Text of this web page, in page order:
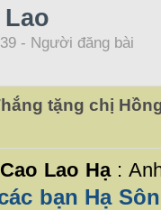
- Người đăng bài
tặng chị
Lao Hạ:
bạn Hạ